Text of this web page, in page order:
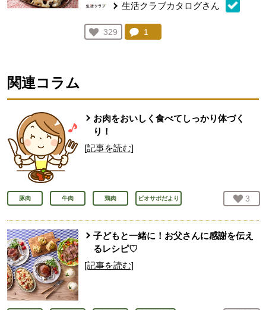
生活クラブカタログさん
お気に入り登録：
329
人が登録
コメント：
1
関連コラム
お肉をおいしく食べてしっかり体づく
り！
[記事を読む]
豚肉 牛肉 鶏肉 ビオサポだより お気
3
子どもと一緒に！お父さんに感謝を伝え
るレシピ♡
[記事を読む]